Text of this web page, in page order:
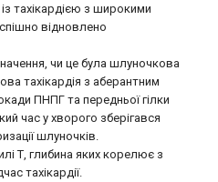
тахікардією з широкими
відновлено
чи це була шлуночкова
тахікардія з аберантним
ПНПГ та передньої гілки
час у хворого зберігався
шлуночків.
Т, глибина яких корелює з
тахікардії.